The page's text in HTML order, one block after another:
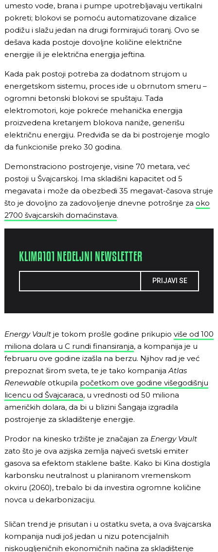
umesto vode, brana i pumpe upotrebljavaju vertikalni
pokreti; blokovi se pomoću automatizovane dizalice
podižu i slažu jedan na drugi formirajući toranj. Ovo se
dešava kada postoje dovoljne količine električne
energije ili je električna energija jeftina.
Kada pak postoji potreba za dodatnom strujom u
energetskom sistemu, proces ide u obrnutom smeru –
ogromni betonski blokovi se spuštaju. Tada
elektromotori, koje pokreće mehanička energija
proizvedena kretanjem blokova naniže, generišu
električnu energiju. Predviđa se da bi postrojenje moglo
da funkcioniše preko 30 godina.
Demonstraciono postrojenje, visine 70 metara, već
postoji u Švajcarskoj. Ima skladišni kapacitet od 5
megavata i može da obezbedi 35 megavat-časova struje
što je dovoljno za zadovoljenje dnevne potrošnje za oko
2700 švajcarskih domaćinstava.
KLIMA101 NEDELJNI NEWSLETTER
PRIJAVI SE
Energy Vault je tokom prošle godine prikupio više od 100
miliona dolara u C rundi finansiranja, a kompanija je u
februaru ove godine izašla na berzu. Njihov rad je već
prepoznat širom sveta, te je tako kompanija Atlas
Renewable otkupila početkom ove godine višegodišnju
licencu od Švajcaraca, u vrednosti od 50 miliona
američkih dolara, da bi u blizini Šangaja izgradila
postrojenje za skladištenje energije.
Prodor na kinesko tržište je značajan za Energy Vault
zato što je ova azijska zemlja najveći svetski emiter
gasova sa efektom staklene bašte. Kako bi Kina dostigla
karbonsku neutralnost u planiranom vremenskom
okviru (2060), trebalo bi da investira ogromne količine
novca u dekarbonizaciju.
Sličan trend je prisutan i u ostatku sveta, a ova švajcarska
kompanija nudi još jedan u nizu potencijalnih
niskougljeničnih ekonomičnih načina za skladištenje